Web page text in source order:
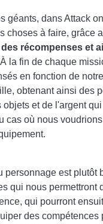
géants, dans Attack
choses à faire, grâce
récompenses et
la fin de chaque
en fonction de
obtenant ainsi des
et de l'argent
cas où nous
personnage est plutôt
qui nous permettront
qui pourront
des compétences